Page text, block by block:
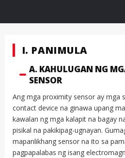
I. PANIMULA
A. KAHULUGAN NG
SENSOR
Ang mga proximity sensor ay mga
contact device na ginawa upang
kawalan ng mga kalapit na bagay
pisikal na pakikipag-ugnayan.
mapanlikhang sensor na ito sa
pagpapalabas ng isang